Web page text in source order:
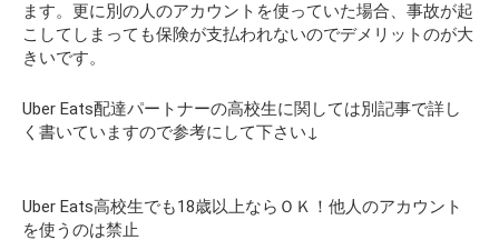
ます。更に別の人のアカウントを使っていた場合、事故が起
こしてしまっても保険が支払われないのでデメリットのが大
きいです。
Uber Eats配達パートナーの高校生に関しては別記事で詳し
く書いていますので参考にして下さい↓
Uber Eats高校生でも18歳以上ならＯＫ！他人のアカウント
を使うのは禁止